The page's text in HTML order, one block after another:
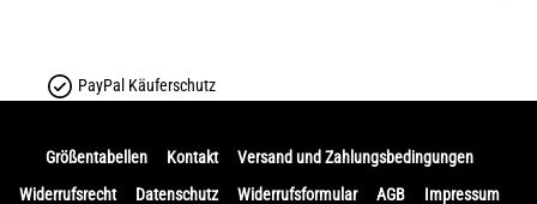
PayPal Käuferschutz
Größentabellen Kontakt
Versand und Zahlungsbedingungen
Widerrufsrecht
Datenschutz Widerrufsformular AGB Impressum